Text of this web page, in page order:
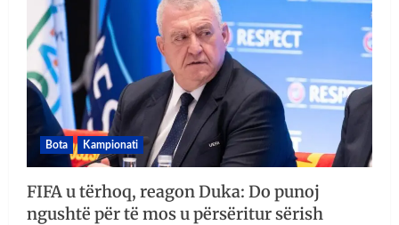
Bota Kampionati
FIFA u tërhoq, reagon Duka: Do punoj
ngushtë për të mos u përsëritur sërish